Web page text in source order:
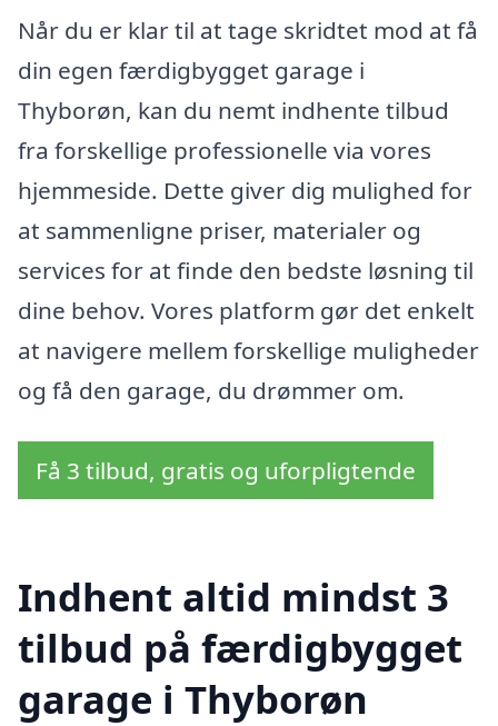
Når du er klar til at tage skridtet mod at få
din egen færdigbygget garage i
Thyborøn, kan du nemt indhente tilbud
fra forskellige professionelle via vores
hjemmeside. Dette giver dig mulighed for
at sammenligne priser, materialer og
services for at finde den bedste løsning til
dine behov. Vores platform gør det enkelt
at navigere mellem forskellige muligheder
og få den garage, du drømmer om.
Få 3 tilbud, gratis og uforpligtende
Indhent altid mindst 3
tilbud på færdigbygget
garage i Thyborøn